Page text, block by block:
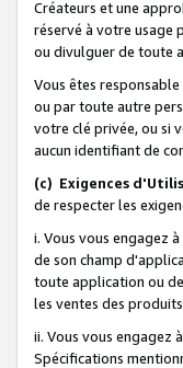
Créateurs et une
réservé à votre usage
ou divulguer de toute
Vous êtes
ou par toute autre
votre clé privée, ou si
aucun identifiant de
(c) Exigences
de respecter les
i. Vous vous engagez
de son champ
toute application ou
les ventes des
ii. Vous vous engagez
Spécifications